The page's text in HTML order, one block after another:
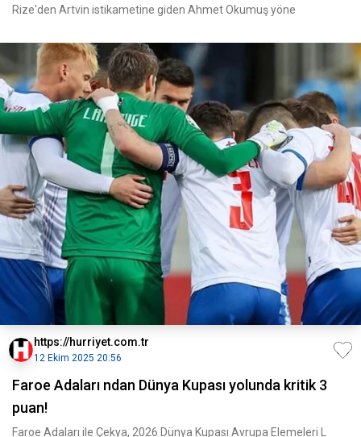
Rize'den Artvin istikametine giden Ahmet Okumuş yöne
https://hurriyet.com.tr
12 Ekim 2025 20:56
Faroe Adaları ndan Dünya Kupası yolunda kritik 3
puan!
Faroe Adaları ile Çekya, 2026 Dünya Kupası Avrupa Elemeleri L